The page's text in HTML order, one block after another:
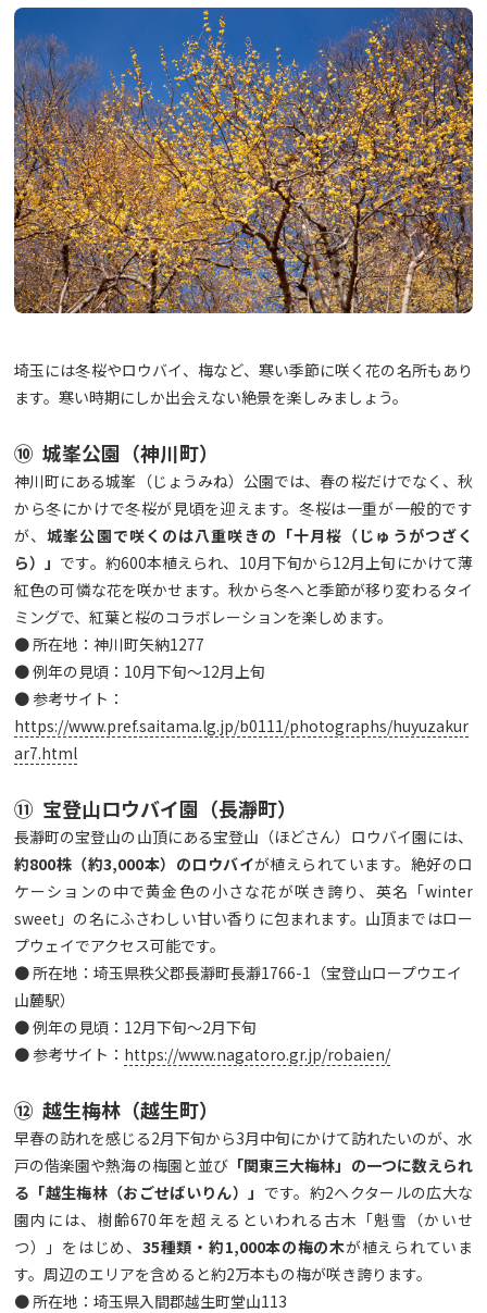
埼玉には冬桜やロウバイ、梅など、寒い季節に咲く花の名所もあり
ます。寒い時期にしか出会えない絶景を楽しみましょう。
⑩ 城峯公園（神川町）
神川町にある城峯（じょうみね）公園では、春の桜だけでなく、秋
から冬にかけで冬桜が見頃を迎えます。冬桜は一重が一般的です
が、城峯公園で咲くのは八重咲きの「十月桜（じゅうがつざく
ら）」 です。約600本植えられ、10月下旬から12月上旬にかけて薄
紅色の可憐な花を咲かせます。秋から冬へと季節が移り変わるタイ
ミングで、紅葉と桜のコラボレーションを楽しめます。
● 所在地：神川町矢納1277
● 例年の見頃：10月下旬～12月上旬
● 参考サイト：
https://www.pref.saitama.lg.jp/b0111/photographs/huyuzakur
ar7.html
⑪ 宝登山ロウバイ園（長瀞町）
長瀞町の宝登山の山頂にある宝登山（ほどさん）ロウバイ園には、
約800株（約3,000本）のロウバイが植えられています。絶好のロ
ケーションの中で黄金色の小さな花が咲き誇り、英名「winter
sweet」の名にふさわしい甘い香りに包まれます。山頂まではロー
プウェイでアクセス可能です。
● 所在地：埼玉県秩父郡長瀞町長瀞1766-1（宝登山ロープウエイ
山麓駅）
● 例年の見頃：12月下旬～2月下旬
● 参考サイト： https://www.nagatoro.gr.jp/robaien/
⑫ 越生梅林（越生町）
早春の訪れを感じる2月下旬から3月中旬にかけて訪れたいのが、水
戸の偕楽園や熱海の梅園と並び「関東三大梅林」の一つに数えられ
る「越生梅林（おごせばいりん）」 です。約2ヘクタールの広大な
園内には、樹齢670年を超えるといわれる古木「魁雪（かいせ
つ）」をはじめ、 35種類・約1,000本の梅の木が植えられていま
す。周辺のエリアを含めると約2万本もの梅が咲き誇ります。
● 所在地：埼玉県入間郡越生町堂山113